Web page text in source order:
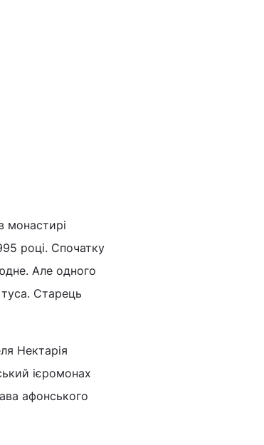
монастирі
році. Спочатку
Але одного
Старець
Нектарія
ієромонах
афонського